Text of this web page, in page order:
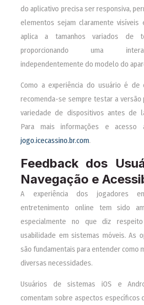
do aplicativo precisa ser responsiva,
elementos sejam claramente visíveis
aplica a tamanhos variados de
proporcionando uma
independentemente do modelo do
Como a experiência do usuário é de
recomenda-se sempre testar a versão
variedade de dispositivos antes de
Para mais informações e acesso
jogo.icecassino.br.com.
Feedback dos
Navegação e
A experiência dos jogadores
entretenimento online tem sido
especialmente no que diz
usabilidade em sistemas móveis. As
são fundamentais para entender como
diversas necessidades.
Usuários de sistemas iOS e
comentam sobre aspectos específicos